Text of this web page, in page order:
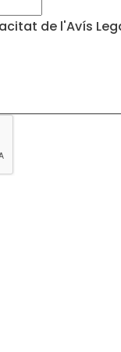
de l'Avís